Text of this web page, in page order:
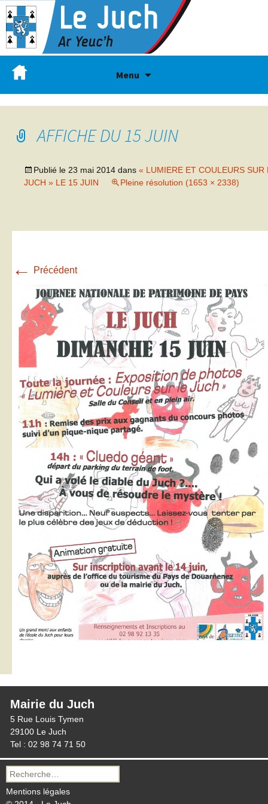
Menu
AFFICHE DU 15 JUIN
Publié le 23 mai 2014 dans « LUMIERE ET COULEURS SUR
JUCH » LE 15 JUIN
Pleine résolution (1653 × 2338)
← Précédent
Mairie du Juch
5 Rue Louis Tymen
29100 Le Juch
Tel : 02 98 74 71 50
Recherche
pour :
Mentions légales